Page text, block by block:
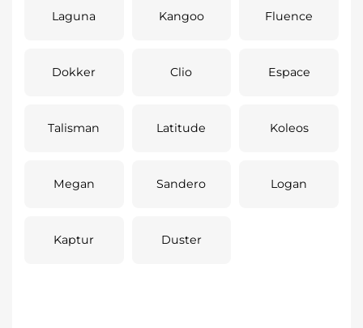
Laguna Kangoo Fluence
Dokker Clio Espace
Talisman Latitude Koleos
Megan Sandero Logan
Kaptur Duster